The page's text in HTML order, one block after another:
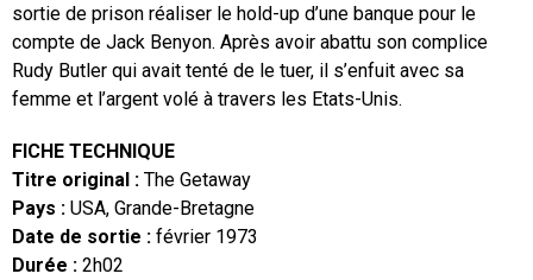
sortie de prison réaliser le hold-up d’une banque pour le
compte de Jack Benyon. Après avoir abattu son complice
Rudy Butler qui avait tenté de le tuer, il s’enfuit avec sa
femme et l’argent volé à travers les Etats-Unis.
FICHE TECHNIQUE
Titre original : The Getaway
Pays : USA, Grande-Bretagne
Date de sortie : février 1973
Durée : 2h02